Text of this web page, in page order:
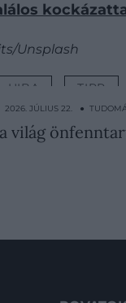
Unsplash
HIBA TIPP
2026. JÚLIUS 22. ●
világ